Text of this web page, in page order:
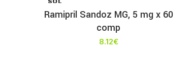
T
Ramipril Sandoz MG, 5 mg x 60
comp
8.12€